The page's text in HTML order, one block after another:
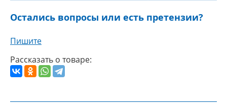
Остались вопросы или есть претензии?
Пишите
Рассказать о товаре: